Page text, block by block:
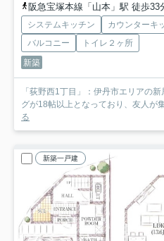
阪急宝塚本線「山本」駅 徒歩33
システムキッチン カウンターキ
バルコニー
トイレ２ヶ所
新築
「荻野西1丁目」：伊丹市エリアの
グが18帖以上となっており、友人が
る
新築一戸建